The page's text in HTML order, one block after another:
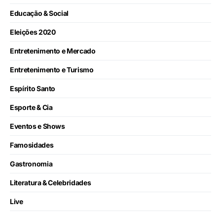
Educação & Social
Eleições 2020
Entretenimento e Mercado
Entretenimento e Turismo
Espírito Santo
Esporte & Cia
Eventos e Shows
Famosidades
Gastronomia
Literatura & Celebridades
Live